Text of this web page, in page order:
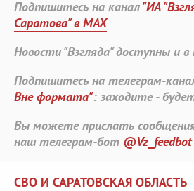
Подпишитесь на канал"ИА
Саратова" в MAX
Новости "Взгляда" доступны и
Подпишитесь на телеграм-
Вне формата": заходите -
Вы можете прислать
наш телеграм-бот @Vz_feedbot
СВО И САРАТОВСКАЯ ОБЛАСТЬ